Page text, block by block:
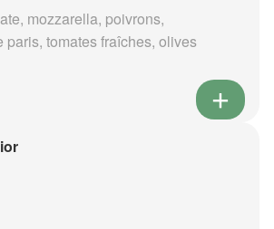
mozzarella, poivrons,
paris, tomates fraîches, olives